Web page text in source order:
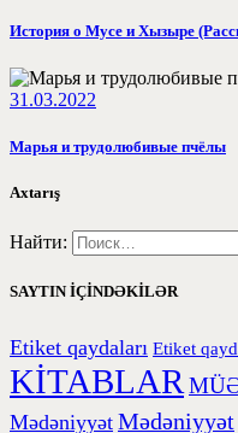
История о Мусе и Хызыре
31.03.2022
Марья и трудолюбивые пчёлы
Axtarış
Найти:
SAYTIN İÇİNDƏKİLƏR
Etiket qaydaları Etiket
KİTABLAR
Mədəniyyət Mədəniyyət